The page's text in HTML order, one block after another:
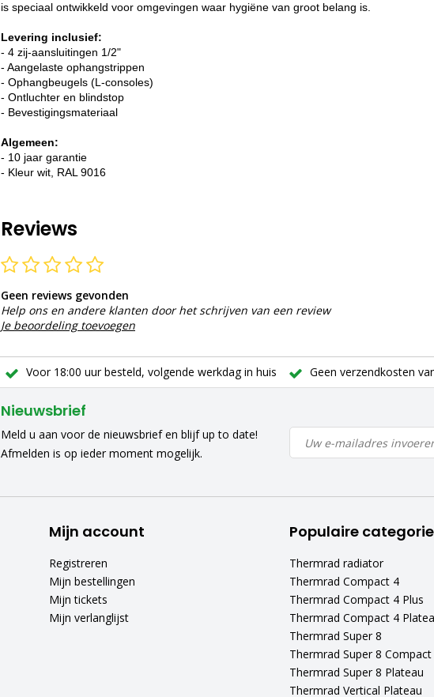
is speciaal ontwikkeld voor omgevingen waar hygiëne van groot belang is.
Levering inclusief:
- 4 zij-aansluitingen 1/2"
- Aangelaste ophangstrippen
- Ophangbeugels (L-consoles)
- Ontluchter en blindstop
- Bevestigingsmateriaal
Algemeen:
- 10 jaar garantie
- Kleur wit, RAL 9016
Reviews
Geen reviews gevonden
Help ons en andere klanten door het schrijven van een review
Je beoordeling toevoegen
Voor 18:00 uur besteld, volgende werkdag in huis Geen verzendkosten
Nieuwsbrief
Meld u aan voor de nieuwsbrief en blijf up to date!
Afmelden is op ieder moment mogelijk.
Mijn account
Registreren
Mijn bestellingen
Mijn tickets
Mijn verlanglijst
Populaire
Thermrad radiator
Thermrad Compact 4
Thermrad Compact 4 Plus
Thermrad Compact 4
Thermrad Super 8
Thermrad Super 8 Compact
Thermrad Super 8 Plateau
Thermrad Vertical Plateau